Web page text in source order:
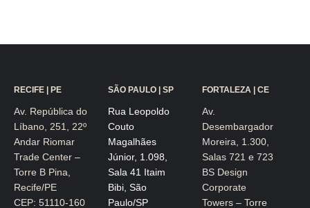
RECIFE | PE
Av. República do
Líbano, 251, 22º
Andar Riomar
Trade Center –
Torre B Pina,
Recife/PE
CEP: 51110-160
SÃO PAULO | SP
Rua Leopoldo
Couto
Magalhães
Júnior, 1.098,
Sala 41 Itaim
Bibi, São
Paulo/SP
FORTALEZA | CE
Av.
Desembargador
Moreira, 1.300,
Salas 721 e 723
BS Design
Corporate
Towers – Torre